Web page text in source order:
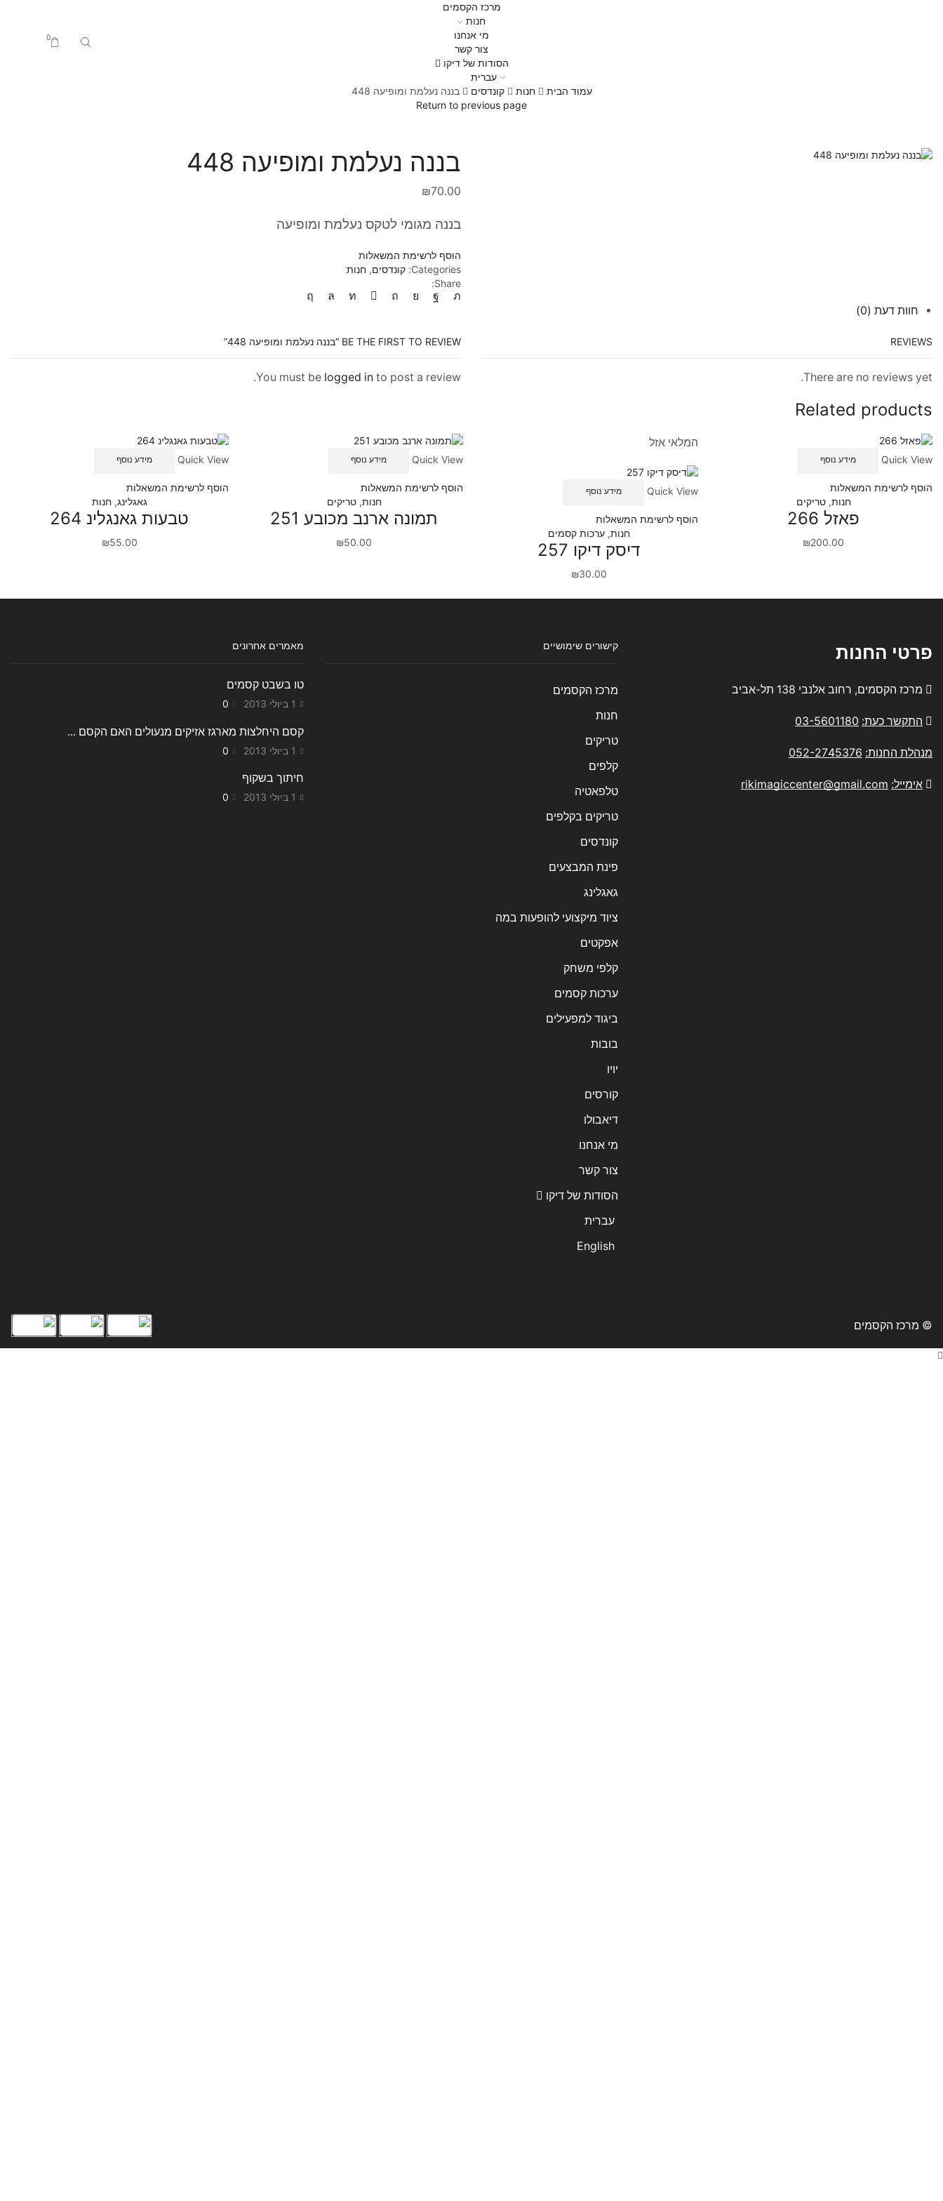
מרכז הקסמים
חנות
מי אנחנו
צור קשר
הסודות של דיקו
עברית
0
עמוד הבית חנות קונדסים
בננה נעלמת ומופיעה 448
Return to previous page
בננה נעלמת ומופיעה 448
₪70.00
בננה מגומי לטקס נעלמת ומופיעה
הוסף לרשימת המשאלות
Categories: קונדסים, חנות
Share:
חוות דעת (0)
REVIEWS
There are no reviews yet.
BE THE FIRST TO REVIEW “בננה נעלמת ומופיעה 448”
You must be logged in to post a review.
Related products
Quick View מידע נוסף
הוסף לרשימת המשאלות
חנות,טריקים
פאזל 266
₪200.00
המלאי אזל
Quick View מידע נוסף
הוסף לרשימת המשאלות
חנות,ערכות קסמים
דיסק דיקו 257
₪30.00
Quick View מידע נוסף
הוסף לרשימת המשאלות
חנות,טריקים
תמונה ארנב מכובע 251
₪50.00
Quick View מידע נוסף
הוסף לרשימת המשאלות
גאגלינג, חנות
טבעות גאנגלינ 264
₪55.00
פרטי החנות
מרכז הקסמים, רחוב אלנבי 138 תל-אביב
התקשר כעת: 03-5601180
מנהלת החנות: 052-2745376
אימייל: rikimagiccenter@gmail.com
קישורים שימושיים
מרכז הקסמים
חנות
טריקים
קלפים
טלפאטיה
טריקים בקלפים
קונדסים
פינת המבצעים
גאגלינג
ציוד מיקצועי להופעות במה
אפקטים
קלפי משחק
ערכות קסמים
ביגוד למפעילים
בובות
יויו
קורסים
דיאבולו
מי אנחנו
צור קשר
הסודות של דיקו
עברית
English
מאמרים אחרונים
טו בשבט קסמים
1 ביולי 2013 0
קסם היחלצות מארגז אזיקים מנעולים האם הקסם ...
1 ביולי 2013 0
חיתוך בשקוף
1 ביולי 2013 0
© מרכז הקסמים